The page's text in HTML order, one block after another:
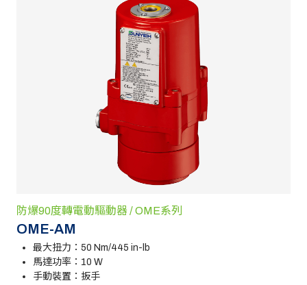
防爆90度轉電動驅動器 / OME系列
OME-AM
最大扭力：50 Nm/445 in-lb
馬達功率：10 W
手動裝置：扳手